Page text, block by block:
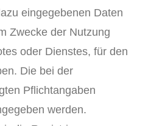
eingegebenen Daten
Zwecke der Nutzung
oder Dienstes, für den
Die bei der
Pflichtangaben
werden.